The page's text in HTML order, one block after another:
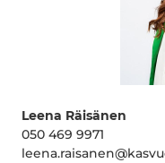
Leena Räisänen
050 469 9971